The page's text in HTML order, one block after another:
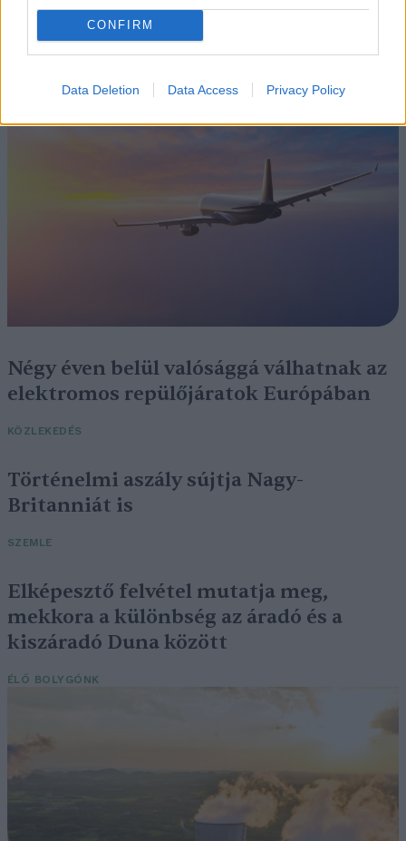
CONFIRM
Data Deletion Data Access Privacy Policy
Szedd magad őszibarack: itt vannak
Négy éven belül valósággá válhatnak az
elektromos repülőjáratok Európában
KÖZLEKEDÉS
Történelmi aszály sújtja Nagy-
Britanniát is
SZEMLE
Elképesztő felvétel mutatja meg,
mekkora a különbség az áradó és a
kiszáradó Duna között
ÉLŐ BOLYGÓNK